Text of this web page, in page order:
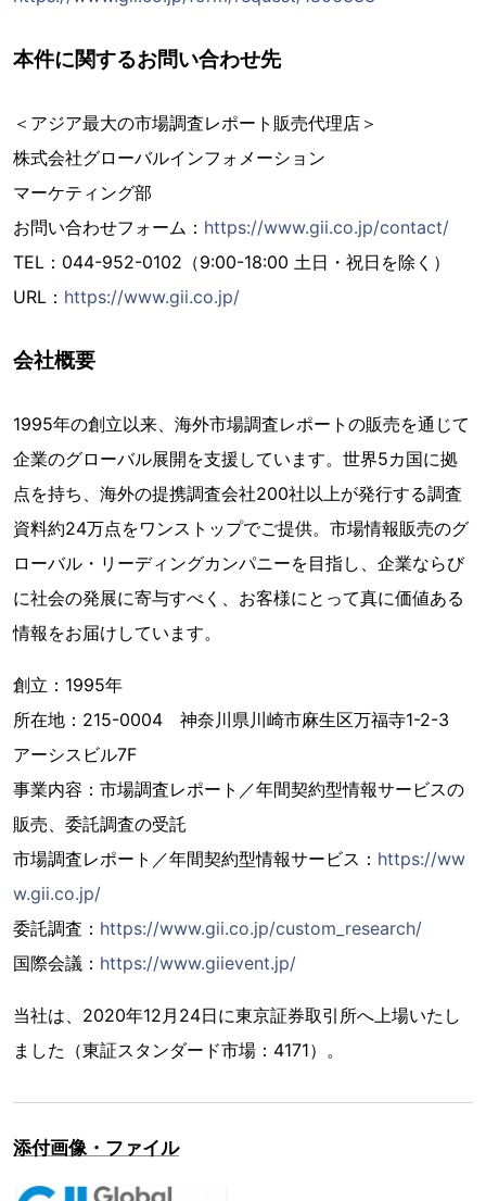
本件に関するお問い合わせ先
＜アジア最大の市場調査レポート販売代理店＞
株式会社グローバルインフォメーション
マーケティング部
お問い合わせフォーム： https://www.gii.co.jp/contact/
TEL：044-952-0102（9:00-18:00 土日・祝日を除く）
URL： https://www.gii.co.jp/
会社概要
1995年の創立以来、海外市場調査レポートの販売を通じて
企業のグローバル展開を支援しています。世界5カ国に拠
点を持ち、海外の提携調査会社200社以上が発行する調査
資料約24万点をワンストップでご提供。市場情報販売のグ
ローバル・リーディングカンパニーを目指し、企業ならび
に社会の発展に寄与すべく、お客様にとって真に価値ある
情報をお届けしています。
創立：1995年
所在地：215-0004 神奈川県川崎市麻生区万福寺1-2-3
アーシスビル7F
事業内容：市場調査レポート／年間契約型情報サービスの
販売、委託調査の受託
市場調査レポート／年間契約型情報サービス： https://ww
w.gii.co.jp/
委託調査： https://www.gii.co.jp/custom_research/
国際会議： https://www.giievent.jp/
当社は、2020年12月24日に東京証券取引所へ上場いたし
ました（東証スタンダード市場：4171）。
添付画像・ファイル